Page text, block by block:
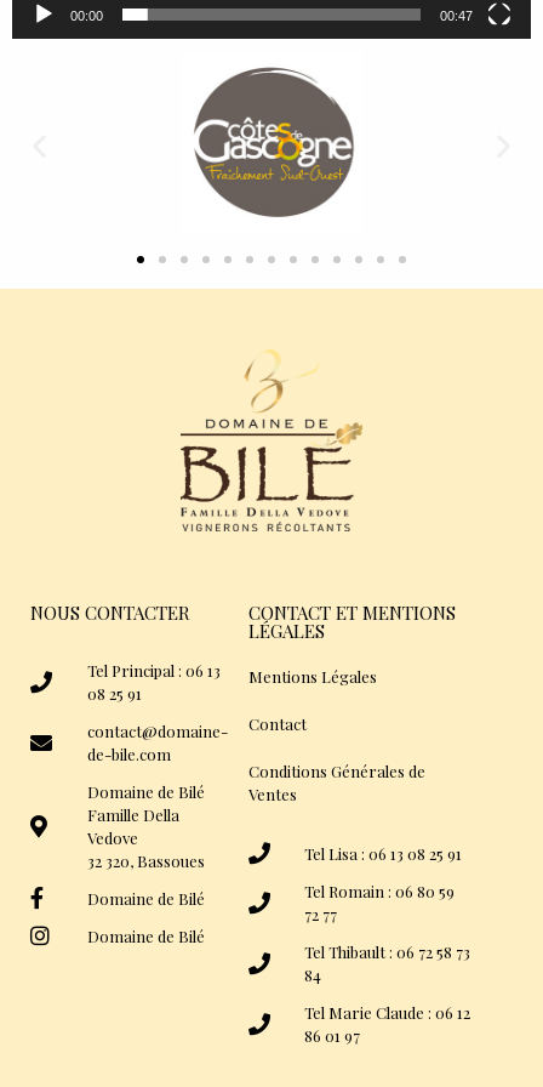
00:00 00:47
NOUS CONTACTER
Tel Principal : 06 13
08 25 91
contact@domaine-
de-bile.com
Domaine de Bilé
Famille Della
Vedove
32 320, Bassoues
Domaine de Bilé
Domaine de Bilé
CONTACT ET MENTIONS
LÉGALES
Mentions Légales
Contact
Conditions Générales de
Ventes
Tel Lisa : 06 13 08 25 91
Tel Romain : 06 80 59
72 77
Tel Thibault : 06 72 58 73
84
Tel Marie Claude : 06 12
86 01 97